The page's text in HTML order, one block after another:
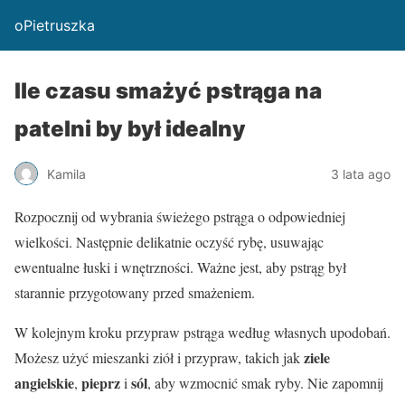
oPietruszka
Ile czasu smażyć pstrąga na
patelni by był idealny
Kamila 3 lata ago
Rozpocznij od wybrania świeżego pstrąga o odpowiedniej
wielkości. Następnie delikatnie oczyść rybę, usuwając
ewentualne łuski i wnętrzności. Ważne jest, aby pstrąg był
starannie przygotowany przed smażeniem.
W kolejnym kroku przypraw pstrąga według własnych upodobań.
Możesz użyć mieszanki ziół i przypraw, takich jakziele
angielskie, pieprzi sól, aby wzmocnić smak ryby. Nie zapomnij